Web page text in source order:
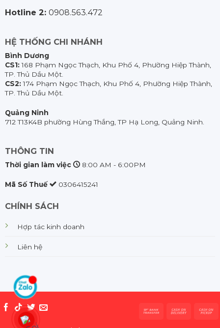
Hotline 2: 0908.563.472
HỆ THỐNG CHI NHÁNH
Bình Dương
CS1:168 Phạm Ngọc Thạch, Khu Phố 4, Phường Hiệp Thành,
TP. Thủ Dầu Một.
CS2:174 Phạm Ngọc Thạch, Khu Phố 4, Phường Hiệp Thành,
TP. Thủ Dầu Một.
Quảng Ninh
712 T13K4B phường Hùng Thắng, TP Hạ Long, Quảng Ninh.
THÔNG TIN
Thời gian làm việc 8:00 AM - 6:00PM
Mã Số Thuế 0306415241
CHÍNH SÁCH
Hợp tác kinh doanh
Liên hệ